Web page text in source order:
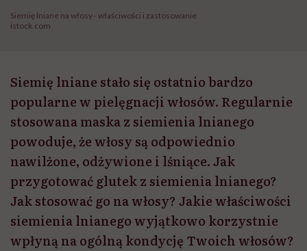
Siemię lniane na włosy - właściwości i zastosowanie
istock.com
Siemię lniane stało się ostatnio bardzo
popularne w pielęgnacji włosów. Regularnie
stosowana maska z siemienia lnianego
powoduje, że włosy są odpowiednio
nawilżone, odżywione i lśniące. Jak
przygotować glutek z siemienia lnianego?
Jak stosować go na włosy? Jakie właściwości
siemienia lnianego wyjątkowo korzystnie
wpłyną na ogólną kondycję Twoich włosów?